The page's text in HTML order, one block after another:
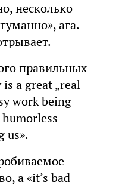
несколько
ага.
правильных
a great „real
work being
us».
а «it’s bad